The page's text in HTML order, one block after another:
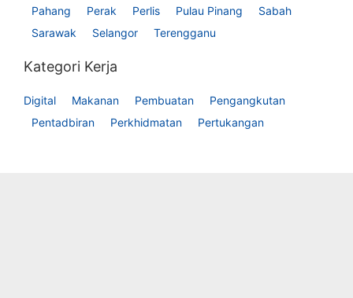
Pahang
Perak Perlis Pulau Pinang
Sabah
Sarawak
Selangor Terengganu
Kategori Kerja
Digital Makanan Pembuatan
Pengangkutan
Pentadbiran
Perkhidmatan Pertukangan